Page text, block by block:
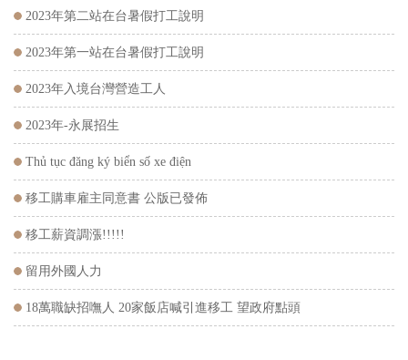
2023年第二站在台暑假打工說明
2023年第一站在台暑假打工說明
2023年入境台灣營造工人
2023年-永展招生
Thủ tục đăng ký biển số xe điện
移工購車雇主同意書 公版已發佈
移工薪資調漲!!!!!
留用外國人力
18萬職缺招嘸人 20家飯店喊引進移工 望政府點頭